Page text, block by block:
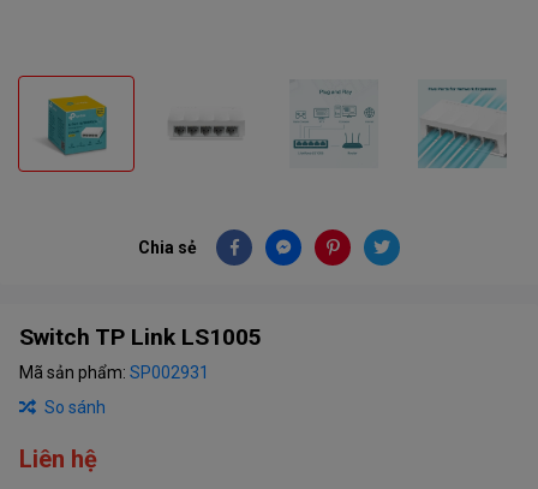
Chia sẻ
Switch TP Link LS1005
Mã sản phẩm: SP002931
So sánh
Liên hệ